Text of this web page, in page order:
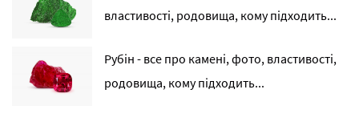
властивості, родовища, кому підходить...
Рубін - все про камені, фото, властивості,
родовища, кому підходить...